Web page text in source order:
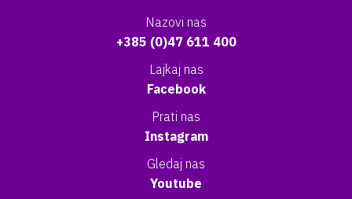
Nazovi nas
+385 (0)47 611 400
Lajkaj nas
Facebook
Prati nas
Instagram
Gledaj nas
Youtube